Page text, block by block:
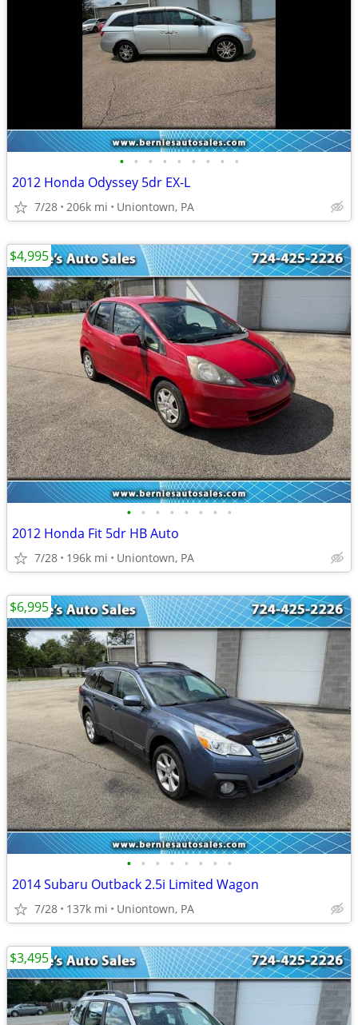
• • • • • • • • •
2012 Honda Odyssey 5dr EX-L
7/28 206k mi Uniontown, PA
• • • • • • • •
2012 Honda Fit 5dr HB Auto
7/28 196k mi Uniontown, PA
$4,995
• • • • • • • •
2014 Subaru Outback 2.5i Limited Wagon
7/28 137k mi Uniontown, PA
$6,995
$3,495